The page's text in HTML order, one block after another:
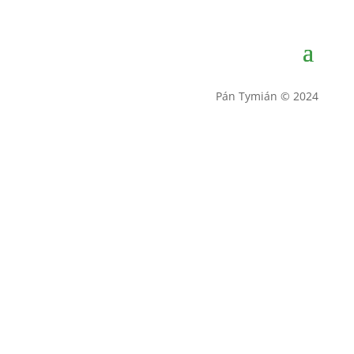
Pán Tymián © 2024